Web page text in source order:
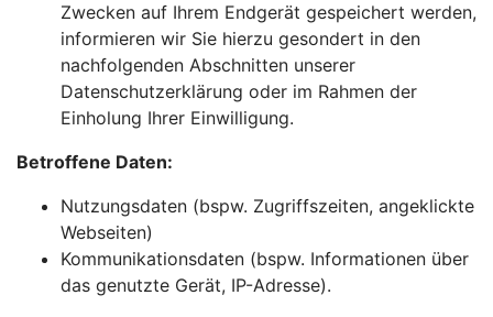
Zwecken auf Ihrem Endgerät gespeichert werden,
informieren wir Sie hierzu gesondert in den
nachfolgenden Abschnitten unserer
Datenschutzerklärung oder im Rahmen der
Einholung Ihrer Einwilligung.
Betroffene Daten:
Nutzungsdaten (bspw. Zugriffszeiten, angeklickte
Webseiten)
Kommunikationsdaten (bspw. Informationen über
das genutzte Gerät, IP-Adresse).